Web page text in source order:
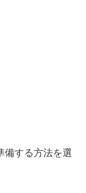
備する方法を選